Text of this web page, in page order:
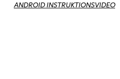
ANDROID INSTRUKTIONSVIDEO